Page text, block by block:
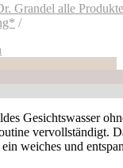
Grandel alle
Gesichtswasser
vervollständigt.
weiches und